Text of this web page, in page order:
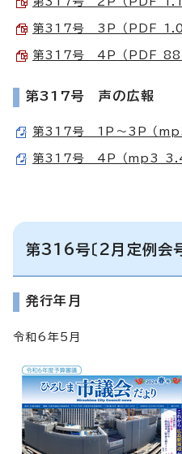
第317号 3P （PDF
第317号 4P （PDF
第317号 声の広報
第317号 1P～3P （
第317号 4P （mp3
第316号〔2月定例会号
発行年月
令和6年5月